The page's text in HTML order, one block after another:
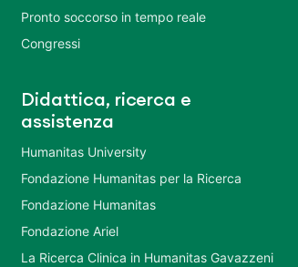
Pronto soccorso in tempo reale
Congressi
Didattica, ricerca e
assistenza
Humanitas University
Fondazione Humanitas per la Ricerca
Fondazione Humanitas
Fondazione Ariel
La Ricerca Clinica in Humanitas Gavazzeni